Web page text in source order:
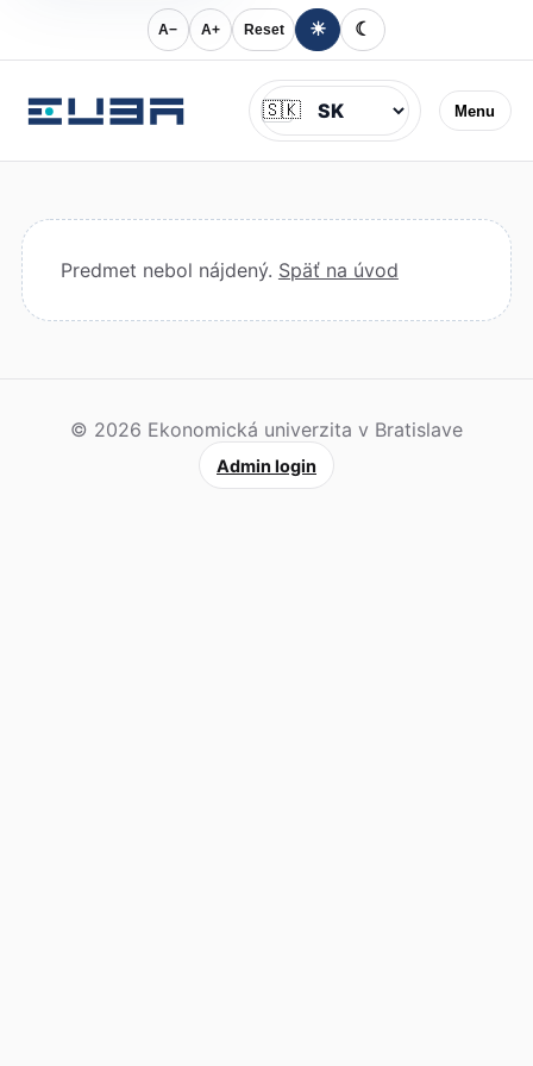
A− A+ Reset ☀ ☾
Menu
Jazyk
🇸🇰
Predmet nebol nájdený. Späť na úvod
© 2026 Ekonomická univerzita v Bratislave
Admin login